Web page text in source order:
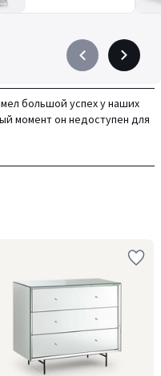
Précédent
à
gauche
Suivant
à
droite
большой успех у наших
момент он недоступен для